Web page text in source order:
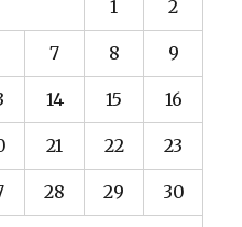
1 2
7 8 9
14 15 16
21 22 23
28 29 30